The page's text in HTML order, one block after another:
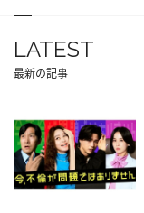
LATEST
最新の記事